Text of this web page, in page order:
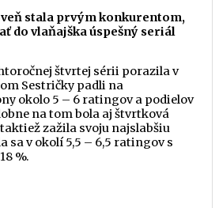
stala prvým konkurentom,
do vlaňajška úspešný seriál
štvrtej sérii porazila v
Sestričky padli na
okolo 5 – 6 ratingov a podielov
na tom bola aj štvrtková
zažila svoju najslabšiu
sa v okolí 5,5 – 6,5 ratingov s
%.